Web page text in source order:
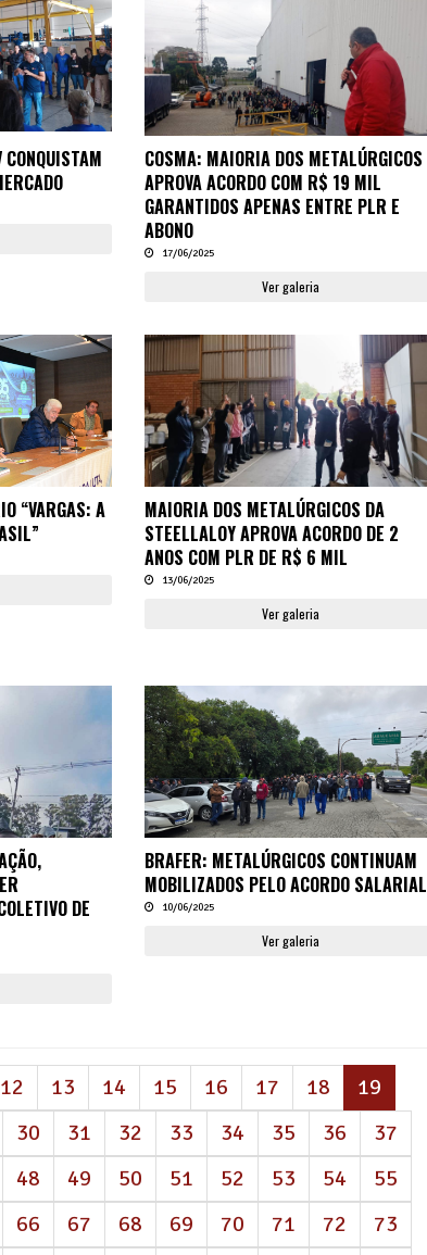
COSMA: MAIORIA DOS METALÚRGICOS
APROVA ACORDO COM R$ 19 MIL
GARANTIDOS APENAS ENTRE PLR E
ABONO
17/06/2025
Ver galeria
“VARGAS: A
MAIORIA DOS METALÚRGICOS DA
STEELLALOY APROVA ACORDO DE 2
ANOS COM PLR DE R$ 6 MIL
13/06/2025
Ver galeria
DE
BRAFER: METALÚRGICOS CONTINUAM
MOBILIZADOS PELO ACORDO SALARIAL
10/06/2025
Ver galeria
12 13 14 15 16 17 18 19
30 31 32 33 34 35 36
37
48 49 50 51 52 53 54
55
66 67 68 69 70 71 72
73